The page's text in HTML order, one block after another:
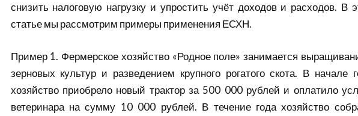
снизить налоговую нагрузку и упростить учёт доходов и расходов. В
статье мы рассмотрим примеры применения ЕСХН.
Пример 1. Фермерское хозяйство «Родное поле» занимается
зерновых культур и разведением крупного рогатого скота. В начале
хозяйство приобрело новый трактор за 500 000 рублей и оплатило
ветеринара на сумму 10 000 рублей. В течение года хозяйство